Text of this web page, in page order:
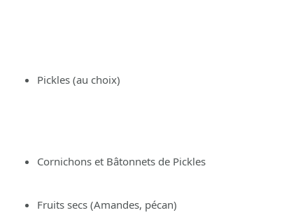
Pickles(au choix)
Cornichons et Bâtonnets de Pickles
Fruits secs(Amandes, pécan)